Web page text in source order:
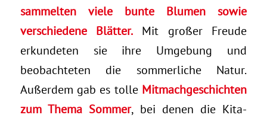
sammelten viele bunte Blumen sowie
verschiedene Blätter. Mit großer Freude
erkundeten sie ihre Umgebung und
beobachteten die sommerliche Natur.
Außerdem gab es tolle Mitmachgeschichten
zum Thema Sommer, bei denen die Kita-